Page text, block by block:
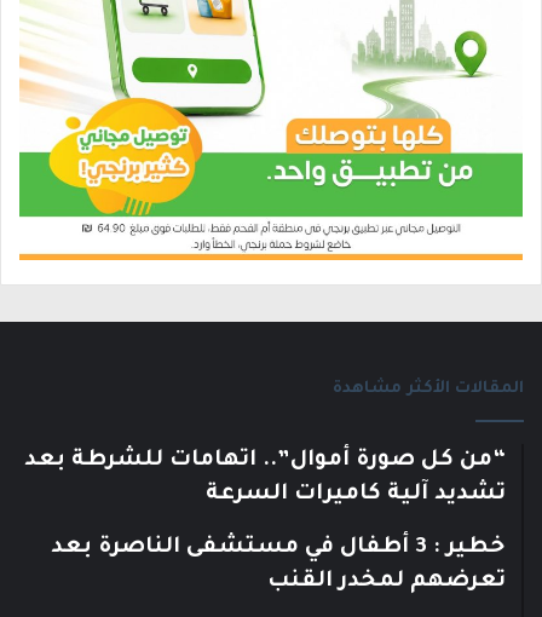
المقالات الأكثر مشاهدة
“من كل صورة أموال”.. اتهامات للشرطة بعد
تشديد آلية كاميرات السرعة
خطير : 3 أطفال في مستشفى الناصرة بعد
تعرضهم لمخدر القنب